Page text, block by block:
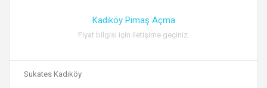
Kadıköy Pimaş Açma
Fiyat bilgisi için iletişime geçiniz.
Sukates Kadıköy